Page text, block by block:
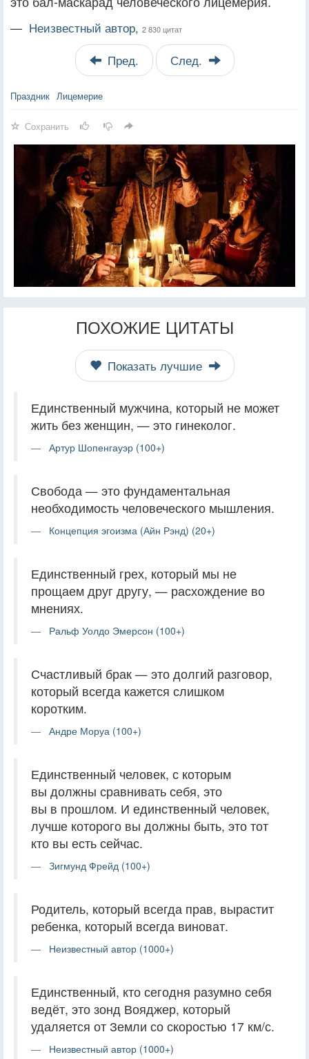
— Неизвестный автор, 2 830 цитат
Пред. След.
Праздник Лицемерие
Сохранить
ПОХОЖИЕ ЦИТАТЫ
Показать лучшие
Единственный мужчина, который не может
жить без женщин, — это гинеколог.
Артур Шопенгауэр (100+)
Свобода — это фундаментальная
необходимость человеческого мышления.
Концепция эгоизма (Айн Рэнд) (20+)
Единственный грех, который мы не
прощаем друг другу, — расхождение во
мнениях.
Ральф Уолдо Эмерсон (100+)
Счастливый брак — это долгий разговор,
который всегда кажется слишком
коротким.
Андре Моруа (100+)
Единственный человек, с которым
вы должны сравнивать себя, это
вы в прошлом. И единственный человек,
лучше которого вы должны быть, это тот
кто вы есть сейчас.
Зигмунд Фрейд (100+)
Родитель, который всегда прав, вырастит
ребенка, который всегда виноват.
Неизвестный автор (1000+)
Единственный, кто сегодня разумно себя
ведёт, это зонд Вояджер, который
удаляется от Земли со скоростью 17 км/с.
Неизвестный автор (1000+)